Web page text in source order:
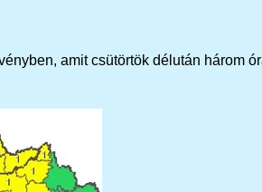
amit csütörtök délután három